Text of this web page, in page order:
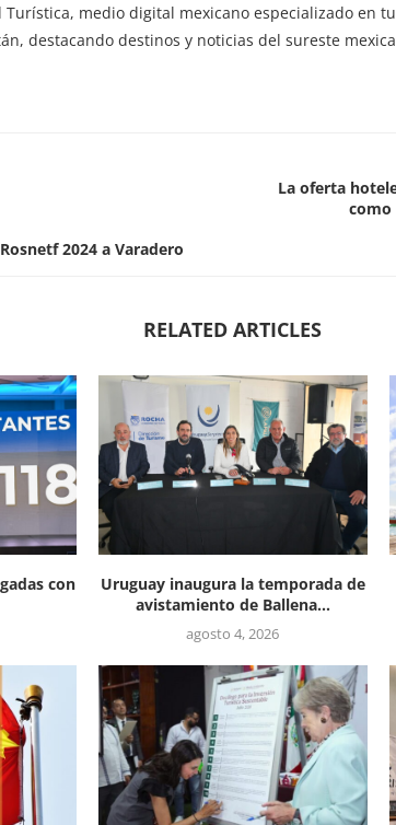
Turística, medio digital mexicano especializado en
destacando destinos y noticias del sureste
2024 a Varadero
La oferta
como
RELATED ARTICLES
con
Uruguay inaugura la temporada de
avistamiento de Ballena...
agosto 4, 2026